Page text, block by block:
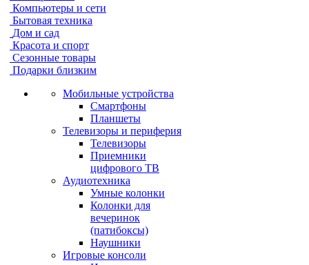
Компьютеры и сети
Бытовая техника
Дом и сад
Красота и спорт
Сезонные товары
Подарки близким
Мобильные устройства
Смартфоны
Планшеты
Телевизоры и периферия
Телевизоры
Приемники
цифрового ТВ
Аудиотехника
Умные колонки
Колонки для
вечеринок
(патибоксы)
Наушники
Игровые консоли